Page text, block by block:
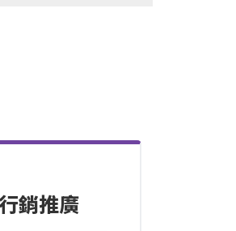
銷推廣